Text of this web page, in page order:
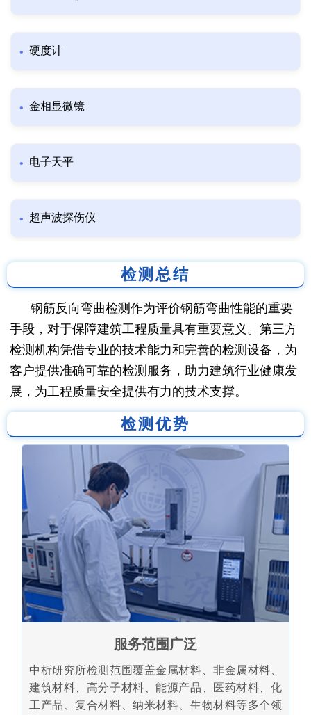
硬度计
金相显微镜
电子天平
超声波探伤仪
检测总结
钢筋反向弯曲检测作为评价钢筋弯曲性能的重要
手段，对于保障建筑工程质量具有重要意义。第三方
检测机构凭借专业的技术能力和完善的检测设备，为
客户提供准确可靠的检测服务，助力建筑行业健康发
展，为工程质量安全提供有力的技术支撑。
检测优势
服务范围广泛
中析研究所检测范围覆盖金属材料、非金属材料、
建筑材料、高分子材料、能源产品、医药材料、化
工产品、复合材料、纳米材料、生物材料等多个领